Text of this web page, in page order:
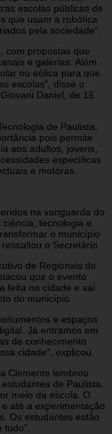
escolas públicas de
que usam a robótica
pela sociedade”.
com propostas que
e galerias. Além
ou eólica para que
escolas”, disse o
Daniel, de 15
de Paulista,
pois permite
aos adultos, jovens,
específicas
e motoras.
na vanguarda do
tecnologia e
o município
o Secretário.
de Regionais de
que o evento
feita na cidade e vai
do município.
e espaços
Já entramos em
de conhecimento
cidade”, explicou.
Clemente lembrou
de Paulista.
meio da escola. O
até a experimentação
Os estudantes estão